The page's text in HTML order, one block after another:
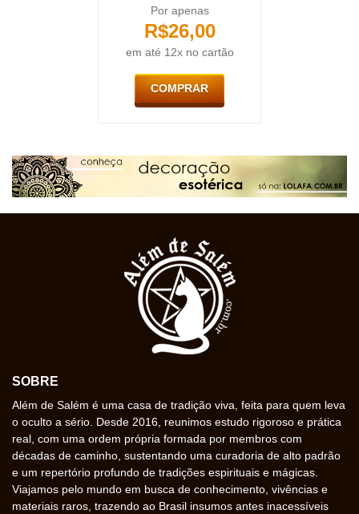
Por apenas
R$26,00
em até 12x no cartão
COMPRAR
SOBRE
Além de Salém é uma casa de tradição viva, feita para quem leva
o oculto a sério. Desde 2016, reunimos estudo rigoroso e prática
real, com uma ordem própria formada por membros com
décadas de caminho, sustentando uma curadoria de alto padrão
e um repertório profundo de tradições espirituais e mágicas.
Viajamos pelo mundo em busca de conhecimento, vivências e
materiais raros, trazendo ao Brasil insumos antes inacessíveis